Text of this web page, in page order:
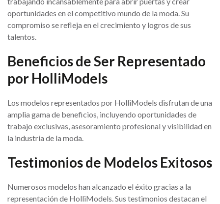
oportunidades en el competitivo mundo de la moda. Su
compromiso se refleja en el crecimiento y logros de sus
talentos.
Beneficios de Ser Representado
por HolliModels
Los modelos representados por HolliModels disfrutan de una
amplia gama de beneficios, incluyendo oportunidades de
trabajo exclusivas, asesoramiento profesional y visibilidad en
la industria de la moda.
Testimonios de Modelos Exitosos
Numerosos modelos han alcanzado el éxito gracias a la
representación de HolliModels. Sus testimonios destacan el